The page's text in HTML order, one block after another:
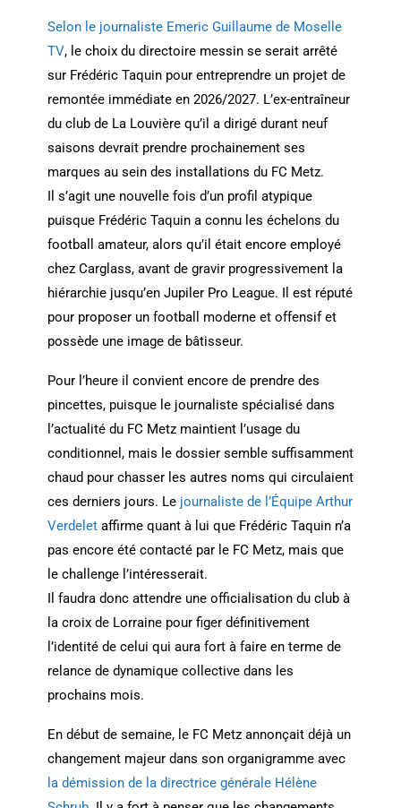
Selon le journaliste Emeric Guillaume de Moselle
TV, le choix du directoire messin se serait arrêté
sur Frédéric Taquin pour entreprendre un projet de
remontée immédiate en 2026/2027. L’ex-entraîneur
du club de La Louvière qu’il a dirigé durant neuf
saisons devrait prendre prochainement ses
marques au sein des installations du FC Metz.
Il s’agit une nouvelle fois d’un profil atypique
puisque Frédéric Taquin a connu les échelons du
football amateur, alors qu’il était encore employé
chez Carglass, avant de gravir progressivement la
hiérarchie jusqu’en Jupiler Pro League. Il est réputé
pour proposer un football moderne et offensif et
possède une image de bâtisseur.
Pour l’heure il convient encore de prendre des
pincettes, puisque le journaliste spécialisé dans
l’actualité du FC Metz maintient l’usage du
conditionnel, mais le dossier semble suffisamment
chaud pour chasser les autres noms qui circulaient
ces derniers jours. Le journaliste de l’Équipe Arthur
Verdeletaffirme quant à lui que Frédéric Taquin n’a
pas encore été contacté par le FC Metz, mais que
le challenge l’intéresserait.
Il faudra donc attendre une officialisation du club à
la croix de Lorraine pour figer définitivement
l’identité de celui qui aura fort à faire en terme de
relance de dynamique collective dans les
prochains mois.
En début de semaine, le FC Metz annonçait déjà un
changement majeur dans son organigramme avec
la démission de la directrice générale Hélène